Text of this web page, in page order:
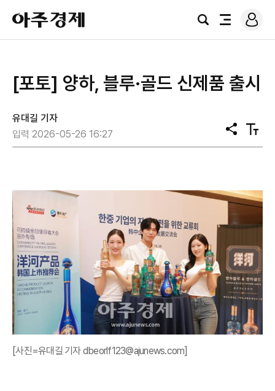
아
주
경
검
전
로
그
[포토] 양하, 블루·골드 신제품 출시
유대길 기자
입력 2026-05-26 16:27
공
유
텍
스
[사진=유대길 기자 dbeorlf123@ajunews.com]